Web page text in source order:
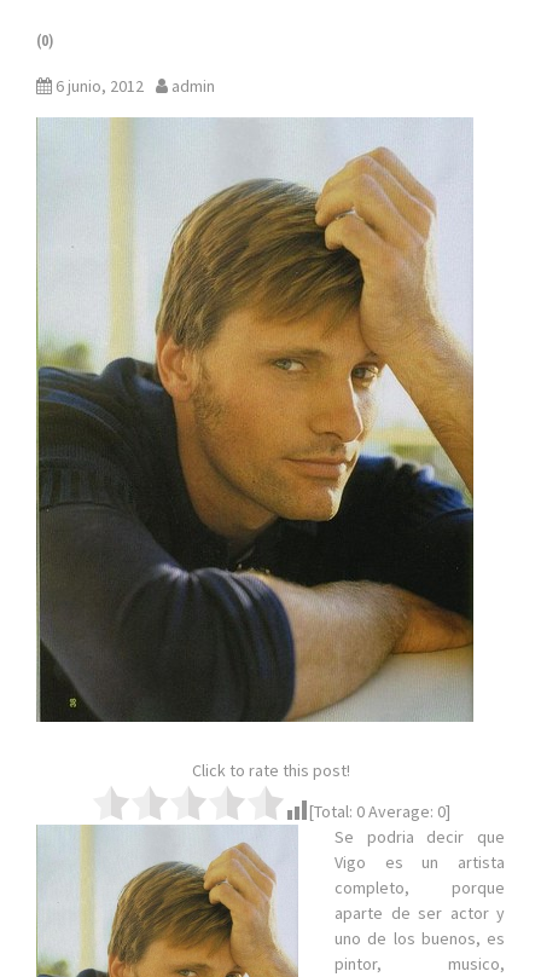
(0)
6 junio, 2012 admin
Click to rate this post!
[Total: 0Average: 0]
Se podria decir que
Vigo es un artista
completo, porque
aparte de ser actor y
uno de los buenos, es
pintor, musico,